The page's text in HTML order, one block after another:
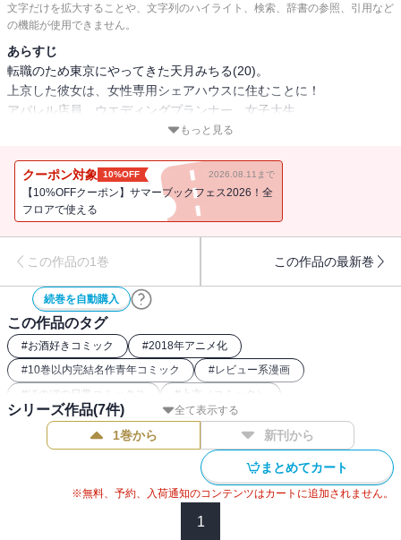
文字だけを拡大することや、文字列のハイライト、検索、辞書の参照、引用など
の機能が使用できません。
あらすじ
転職のため東京にやってきた天月みちる(20)。
上京した彼女は、女性専用シェアハウスに住むことに！
アパレル店員、ウエディングプランナー、女子大生。
仕事も年齢もバラバラな同居人たちだけど、
話して呑んで、疲れを癒やす“ほっこり暮らし”始まります♪
もっと見る
クーポン対象 10%OFF 2026.08.11まで
【10%OFFクーポン】サマーブックフェス2026！全
フロアで使える
この作品の1巻 この作品の最新巻
続巻を自動購入
この作品のタグ
#お酒好きコミック #2018年アニメ化
#10巻以内完結名作青年コミック #レビュー系漫画
# ほのぼの日常コミックス # 上京（コミック）
#シェアハウス（コミック） #女の日常コミック
全て表示する
シリーズ作品(7件)
1巻から 新刊から
まとめてカート
※無料、予約、入荷通知のコンテンツはカートに追加されません。
1